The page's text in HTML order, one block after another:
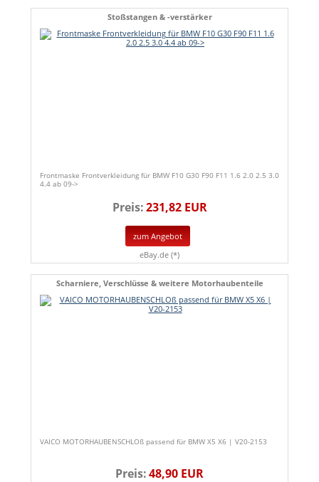
Stoßstangen & -verstärker
Frontmaske Frontverkleidung für BMW F10 G30 F90 F11 1.6 2.0 2.5 3.0
4.4 ab 09->
Preis:231,82 EUR
zum Angebot
eBay.de (*)
Scharniere, Verschlüsse & weitere Motorhaubenteile
VAICO MOTORHAUBENSCHLOß passend für BMW X5 X6 | V20-2153
Preis:48,90 EUR